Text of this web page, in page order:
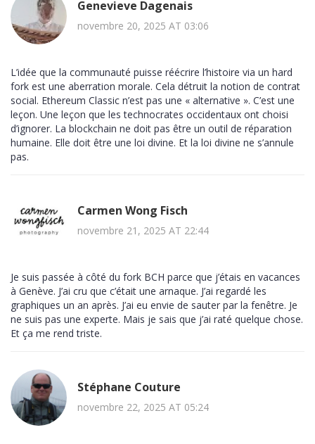
Genevieve Dagenais
novembre 20, 2025 AT 03:06
L’idée que la communauté puisse réécrire l’histoire via un hard
fork est une aberration morale. Cela détruit la notion de contrat
social. Ethereum Classic n’est pas une « alternative ». C’est une
leçon. Une leçon que les technocrates occidentaux ont choisi
d’ignorer. La blockchain ne doit pas être un outil de réparation
humaine. Elle doit être une loi divine. Et la loi divine ne s’annule
pas.
Carmen Wong Fisch
novembre 21, 2025 AT 22:44
Je suis passée à côté du fork BCH parce que j’étais en vacances
à Genève. J’ai cru que c’était une arnaque. J’ai regardé les
graphiques un an après. J’ai eu envie de sauter par la fenêtre. Je
ne suis pas une experte. Mais je sais que j’ai raté quelque chose.
Et ça me rend triste.
Stéphane Couture
novembre 22, 2025 AT 05:24